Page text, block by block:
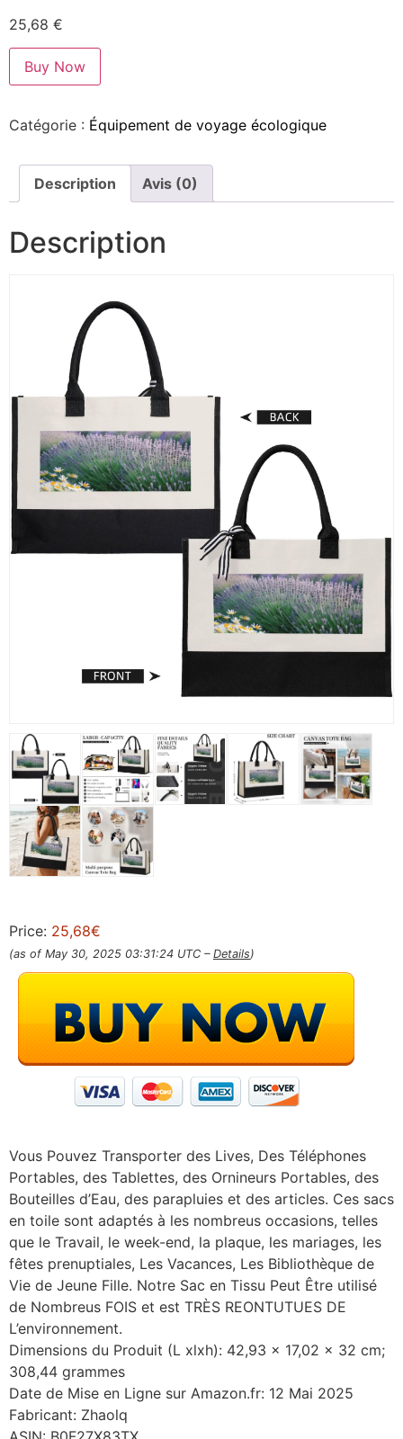
25,68 €
Buy Now
Catégorie : Équipement de voyage écologique
Description Avis (0)
Description
Price: 25,68€
(as of May 30, 2025 03:31:24 UTC – Details)
Vous Pouvez Transporter des Lives, Des Téléphones
Portables, des Tablettes, des Ornineurs Portables, des
Bouteilles d’Eau, des parapluies et des articles. Ces sacs
en toile sont adaptés à les nombreus occasions, telles
que le Travail, le week-end, la plaque, les mariages, les
fêtes prenuptiales, Les Vacances, Les Bibliothèque de
Vie de Jeune Fille. Notre Sac en Tissu Peut Être utilisé
de Nombreus FOIS et est TRÈS REONTUTUES DE
L’environnement.
Dimensions du Produit (L xlxh): 42,93 x 17,02 x 32 cm;
308,44 grammes
Date de Mise en Ligne sur Amazon.fr: 12 Mai 2025
Fabricant: Zhaolq